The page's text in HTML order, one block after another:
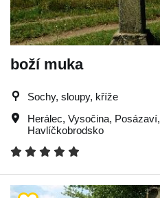
boží muka
Sochy, sloupy, kříže
Herálec, Vysočina, Posázaví,
Havlíčkobrodsko